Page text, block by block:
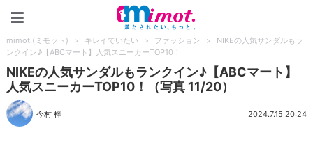
mimot.(ミモット) > キレイでいたい > ファッション >
NIKEの人気サンダルもラ
ンクイン♪【ABCマート】人気スニーカーTOP10！
NIKEの人気サンダルもランクイン♪【ABCマート】
人気スニーカーTOP10！（写真 11/20）
今村 梓 2024.7.15 20:24